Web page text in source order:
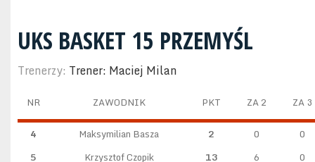
UKS BASKET 15 PRZEMYŚL
Trenerzy: Trener: Maciej Milan
NR ZAWODNIK PKT ZA 2 ZA 3
4 Maksymilian Basza 2 0
0
5
Krzysztof Czopik 13 6
0